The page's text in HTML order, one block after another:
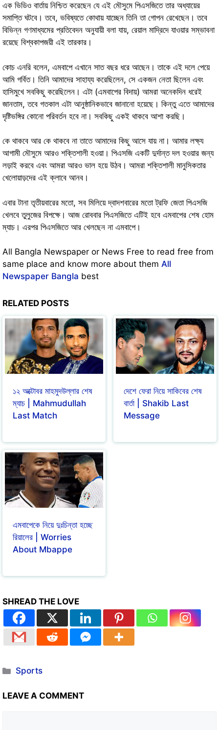
এক ভিডিও বার্তায় নিশ্চিত করেছেন যে এই মৌসুমে পিএসজিতে তার অধ্যায়ের
সমাপ্তি ঘটবে। তবে, ভবিষ্যতে কোথায় যাচ্ছেন তিনি তা গোপন রেখেছেন। তবে
বিভিন্ন গণমাধ্যমের প্রতিবেদন অনুযায়ী বলা যায়, রেয়াল মাদ্রিদে যাওয়ার সম্ভাবনা
রয়েছে বিশ্বকাপজয়ী এই তারকার।
কোচ এনরি বলেন, এমবাপে এখানে সাত বছর ধরে আছেন। তাকে এই দলে পেয়ে
আমি গর্বিত। তিনি আমাদের সাহায্য করেছিলেন, সে একজন নেতা ছিলেন এবং
হাসিমুখে সবকিছু করেছিলেন। এটা (এমবাপের বিদায়) আমরা অনেকদিন ধরেই
জানতাম, তবে গতকাল এটা আনুষ্ঠানিকভাবে জানানো হয়েছে। কিন্তু এতে আমাদের
দৃষ্টিভঙ্গির কোনো পরিবর্তন হবে না। সবকিছু একই থাকবে আশা করছি।
কে থাকবে আর কে থাকবে না তাতে আমাদের কিছু আসে যায় না। আমার লক্ষ্য
আগামী মৌসুমে আরও শক্তিশালী হওয়া। পিএসজি একটি দুর্দান্ত দল হওয়ার জন্য
লড়াই করবে এবং আমরা আরও ভাল হয়ে উঠব। আমরা শক্তিশালী মানুসিকতার
খেলোয়াড়দের এই ক্লাবে আনব।
এবার টানা তৃতীয়বারের মতো, সব মিলিয়ে দ্বাদশবারের মতো ট্রফি জেতা পিএসজি
খেলবে তুলুজের বিপক্ষে। আজ রোববার পিএসজিতে এটিই হবে এমবাপের শেষ হোম
ম্যাচ। এরপর পিএসজিতে আর খেলছেন না এমবাপে।
All Bangla Newspaper or News Free to read free from
same place and know more about them All
Newspaper Bangla best
RELATED POSTS
১২ অক্টোবর মাহমুদউল্লার শেষ
ম্যাচ | Mahmudullah
Last Match
দেশে ফেরা নিয়ে সাকিবের শেষ
বার্তা | Shakib Last
Message
এমবাপেকে নিয়ে দুঃচিন্তা হচ্ছে
রিয়ালের | Worries
About Mbappe
SHREAD THE LOVE
Sports
LEAVE A COMMENT